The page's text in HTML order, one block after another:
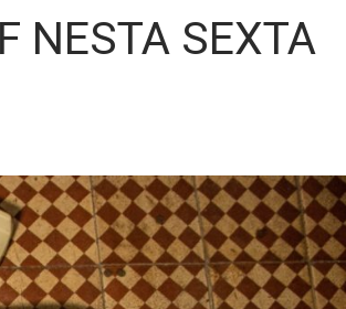
NESTA SEXTA